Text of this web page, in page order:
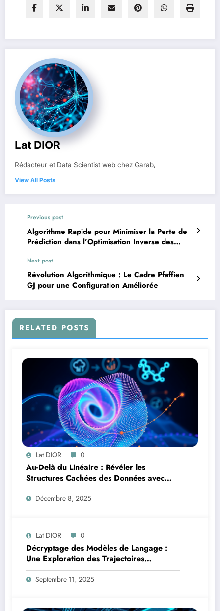
Lat DIOR
Rédacteur et Data Scientist web chez Garab,
View All Posts
Previous post
Algorithme Rapide pour Minimiser la Perte de
Prédiction dans l’Optimisation Inverse des
Next post
Révolution Algorithmique : Le Cadre Pfaffien
GJ pour une Configuration Améliorée
RELATED POSTS
Lat DIOR 0
Au-Delà du Linéaire : Révéler les
Structures Cachées des Données avec
l’Analyse en Composantes Principales à
Noyau
Décembre 8, 2025
Lat DIOR 0
Décryptage des Modèles de Langage :
Une Exploration des Trajectoires
Informationnelles en Addition Multi-
Chiffres
Septembre 11, 2025